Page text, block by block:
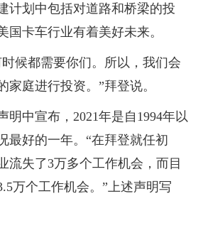
计划中包括对道路和桥梁的投
国卡车行业有着美好未来。
候都需要你们。所以，我们会
家庭进行投资。”拜登说。
明中宣布，2021年是自1994年以
最好的一年。“在拜登就任初
流失了3万多个工作机会，而目
万个工作机会。”上述声明写